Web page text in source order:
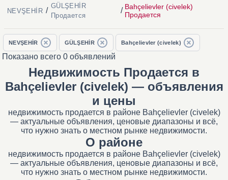
NEVŞEHİR /
GÜLŞEHİR
Продается
/ Bahçelievler (civelek)
Продается
NEVŞEHİR GÜLŞEHİR Bahçelievler (civelek)
Показано всего 0 объявлений
Недвижимость Продается в
Bahçelievler (civelek) — объявления
и цены
недвижимость продается в районе Bahçelievler (civelek)
— актуальные объявления, ценовые диапазоны и всё,
что нужно знать о местном рынке недвижимости.
О районе
недвижимость продается в районе Bahçelievler (civelek)
— актуальные объявления, ценовые диапазоны и всё,
что нужно знать о местном рынке недвижимости.